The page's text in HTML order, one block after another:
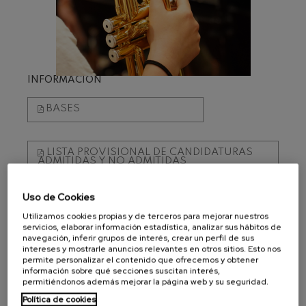
INFORMACIÓN
BASES
LISTA PROVISIONAL DE CANDIDATURAS
ADMITIDAS Y NO ADMITIDAS
ADMITIDAS Y NO ADMITIDAS
LISTA DEFINITIVA DE CANDIDATURAS
ADMITIDAS AUDICIÓN PRESENCIAL
01/10/2026
J. C. Arriaga: Los esclavos
felices. Obertura
J. C. Arriaga
Joseph Haydn: Sinfonía nº83
Joseph Haydn
El cant dels ocells
Franz Schmidt: Sinfonía nº4
Johannes Brahms: Sinfonía
Johannes Brahms: Concierto
para piano nº1
Johannes Brahms
Ludwig van Beethoven:
Sinfonía nº2
Ludwig van Beethoven
Uso de Cookies
Utilizamos cookies propias y de terceros para mejorar nuestros
servicios, elaborar información estadística, analizar sus hábitos de
navegación, inferir grupos de interés, crear un perfil de sus
intereses y mostrarle anuncios relevantes en otros sitios. Esto nos
permite personalizar el contenido que ofrecemos y obtener
información sobre qué secciones suscitan interés,
permitiéndonos además mejorar la página web y su seguridad.
Política de cookies